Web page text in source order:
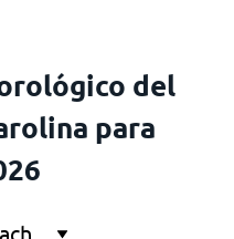
del
para